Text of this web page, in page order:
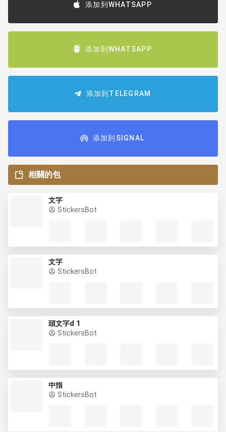
添加到WHATSAPP
添加到WHATSAPP
添加到TELEGRAM
添加到SIGNAL
相關的包
文字
StickersBot
文字
StickersBot
頭文字d 1
StickersBot
中指
StickersBot